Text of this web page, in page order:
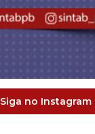
Siga no Instagram